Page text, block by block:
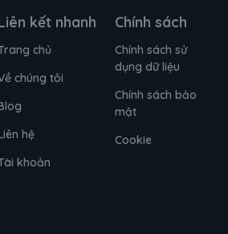
kết nhanh
chủ
chúng tôi
hệ
khoản
Chính sách
Chính sách sử
dụng dữ liệu
Chính sách bảo
mật
Cookie